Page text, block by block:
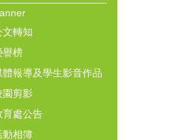
文轉知
譽榜
體報導及學生影音作品
園剪影
育處公告
動相簿